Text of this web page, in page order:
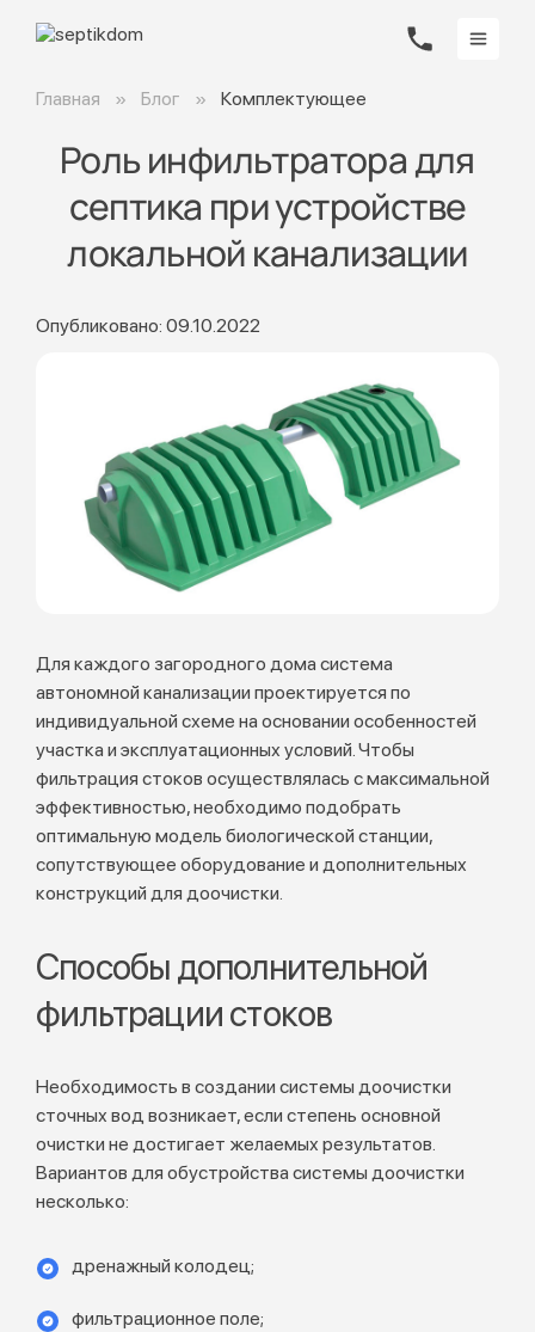
Главная Блог Комплектующее
Роль инфильтратора для
септика при устройстве
локальной канализации
Опубликовано: 09.10.2022
Для каждого загородного дома система
автономной канализации проектируется по
индивидуальной схеме на основании особенностей
участка и эксплуатационных условий. Чтобы
фильтрация стоков осуществлялась с максимальной
эффективностью, необходимо подобрать
оптимальную модель биологической станции,
сопутствующее оборудование и дополнительных
конструкций для доочистки.
Способы дополнительной
фильтрации стоков
Необходимость в создании системы доочистки
сточных вод возникает, если степень основной
очистки не достигает желаемых результатов.
Вариантов для обустройства системы доочистки
несколько:
дренажный колодец;
фильтрационное поле;